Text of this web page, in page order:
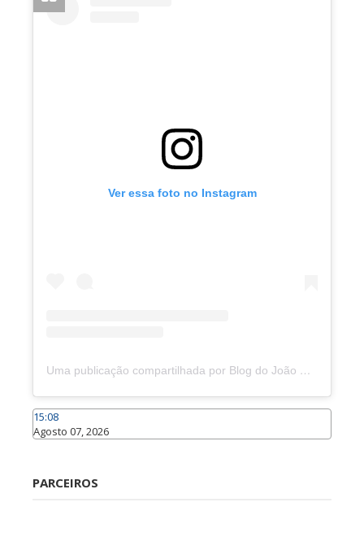
Ver essa foto no Instagram
Uma publicação compartilhada por Blog do João Marcolino (@joaomarcolinoneto)
15:08
Agosto 07, 2026
PARCEIROS